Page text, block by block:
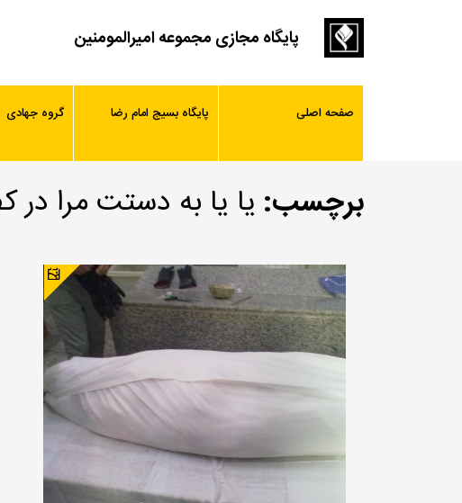
پایگاه مجازی مجموعه امیرالمومنین
صفحه اصلی پایگاه بسیج امام رضا گروه جهادی
برچسب: یا یا به دستت مرا در